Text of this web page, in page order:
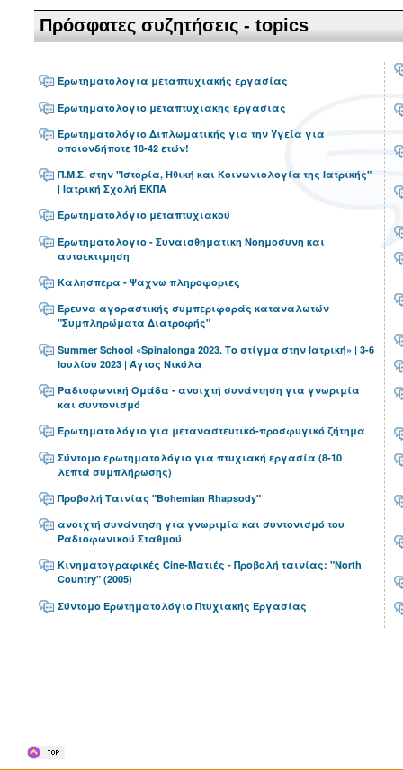
Πρόσφατες συζητήσεις - topics
Ερωτηματολογια μεταπτυχιακής εργασίας
Ερωτηματολογιο μεταπτυχιακης εργασιας
Ερωτηματολόγιο Διπλωματικής για την Υγεία για
οποιονδήποτε 18-42 ετών!
Π.Μ.Σ. στην "Ιστορία, Ηθική και Κοινωνιολογία της Ιατρικής"
| Ιατρική Σχολή ΕΚΠΑ
Ερωτηματολόγιο μεταπτυχιακού
Ερωτηματολογιο - Συναισθηματικη Νοημοσυνη και
αυτοεκτιμηση
Καλησπερα - Ψαχνω πληροφοριες
Έρευνα αγοραστικής συμπεριφοράς καταναλωτών
"Συμπληρώματα Διατροφής"
Summer School «Spinalonga 2023. Το στίγμα στην Ιατρική» | 3-6
Ιουλίου 2023 | Άγιος Νικόλα
Ραδιοφωνική Ομάδα - ανοιχτή συνάντηση για γνωριμία
και συντονισμό
Ερωτηματολόγιο για μεταναστευτικό-προσφυγικό ζήτημα
Σύντομο ερωτηματολόγιο για πτυχιακή εργασία (8-10
λεπτά συμπλήρωσης)
Προβολή Ταινίας "Bohemian Rhapsody"
ανοιχτή συνάντηση για γνωριμία και συντονισμό του
Ραδιοφωνικού Σταθμού
Κινηματογραφικές Cine-Ματιές - Προβολή ταινίας: "North
Country" (2005)
Σύντομο Ερωτηματολόγιο Πτυχιακής Εργασίας